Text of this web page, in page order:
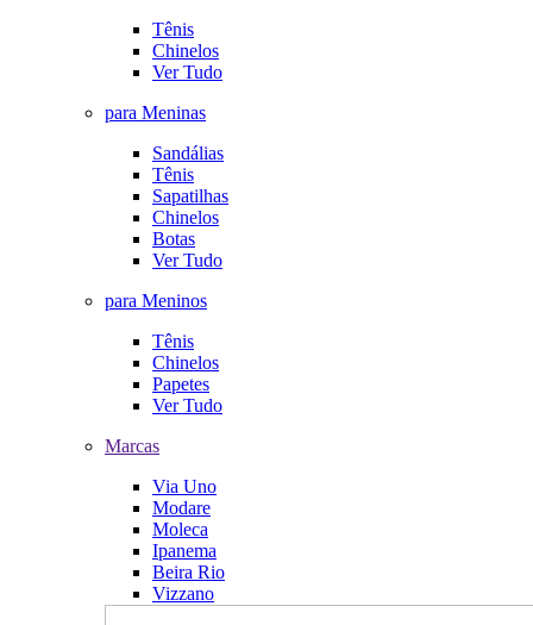
Tênis
Chinelos
Ver Tudo
para Meninas
Sandálias
Tênis
Sapatilhas
Chinelos
Botas
Ver Tudo
para Meninos
Tênis
Chinelos
Papetes
Ver Tudo
Marcas
Via Uno
Modare
Moleca
Ipanema
Beira Rio
Vizzano